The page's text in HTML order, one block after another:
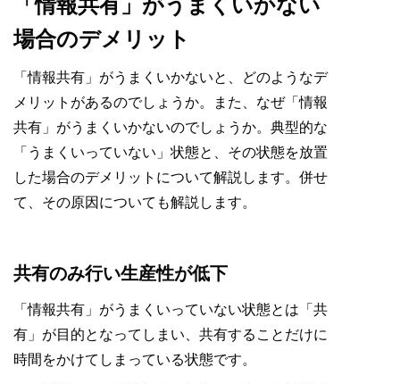
場合のデメリット
「情報共有」がうまくいかないと、どのようなデ
メリットがあるのでしょうか。また、なぜ「情報
共有」がうまくいかないのでしょうか。典型的な
「うまくいっていない」状態と、その状態を放置
した場合のデメリットについて解説します。併せ
て、その原因についても解説します。
共有のみ行い生産性が低下
「情報共有」がうまくいっていない状態とは「共
有」が目的となってしまい、共有することだけに
時間をかけてしまっている状態です。